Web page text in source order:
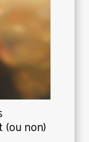
non)